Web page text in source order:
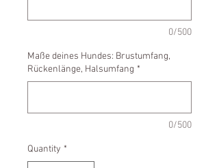
0/500
Maße deines Hundes: Brustumfang,
Rückenlänge, Halsumfang *
0/500
Quantity *